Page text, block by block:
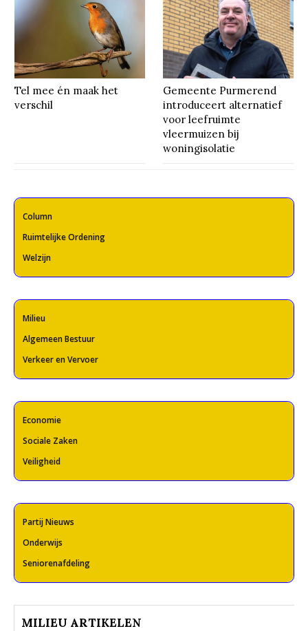
Tel mee én maak het
verschil
Gemeente Purmerend
introduceert alternatief
voor leefruimte
vleermuizen bij
woningisolatie
Column
Ruimtelijke Ordening
Welzijn
Milieu
Algemeen Bestuur
Verkeer en Vervoer
Economie
Sociale Zaken
Veiligheid
Partij Nieuws
Onderwijs
Seniorenafdeling
MILIEU ARTIKELEN